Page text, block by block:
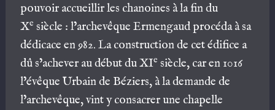
pouvoir accueillir les chanoines à la fin du
Xe siècle : l’archevêque Ermengaud procéda à sa
dédicace en 982. La construction de cet édifice a
dû s’achever au début du XIe siècle, car en 1016
l’évêque Urbain de Béziers, à la demande de
l’archevêque, vint y consacrer une chapelle